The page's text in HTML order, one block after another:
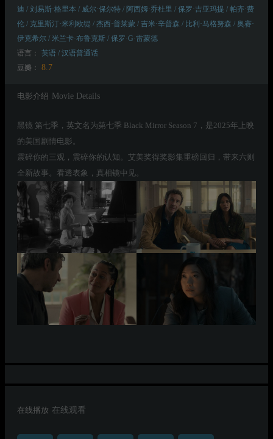
迪 / 刘易斯·格里本 / 威尔·保尔特 / 阿西姆·乔杜里 / 保罗·吉亚玛提 / 帕齐·费
伦 / 克里斯汀·米利欧缇 / 杰西·普莱蒙 / 吉米·辛普森 / 比利·马格努森 / 奥赛·
伊克希尔 / 米兰卡·布鲁克斯 / 保罗·G·雷蒙德
语言：
英语 / 汉语普通话
豆瓣：
8.7
电影介绍 Movie Details
黑镜 第七季，英文名为第七季 Black Mirror Season 7，是2025年上映
的美国剧情电影。
震碎你的三观，震碎你的认知。艾美奖得奖影集重磅回归，带来六则
全新故事。看透表象，真相镜中见。
在线播放 在线观看